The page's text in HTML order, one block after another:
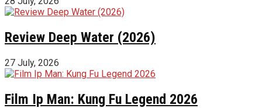
Review Deep Water (2026)
27 July, 2026
Film Ip Man: Kung Fu Legend 2026